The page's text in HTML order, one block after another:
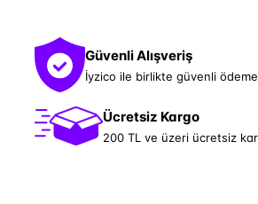
Güvenli Alışveriş
İyzico ile birlikte güvenli ödeme
Ücretsiz Kargo
200 TL ve üzeri ücretsiz